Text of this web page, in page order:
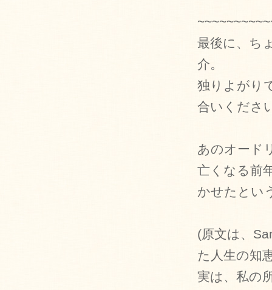
最後に、ち
介。
独りよがり
合いくださ
あのオード
亡くなる前
かせたとい
(原文は、
た人生の知
実は、私の